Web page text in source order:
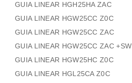
GUIA LINEAR HGH25HA ZAC
GUIA LINEAR HGW25CC Z0C
GUIA LINEAR HGW25CC ZAC
GUIA LINEAR HGW25CC ZAC +SW
GUIA LINEAR HGW25HC Z0C
GUIA LINEAR HGL25CA Z0C